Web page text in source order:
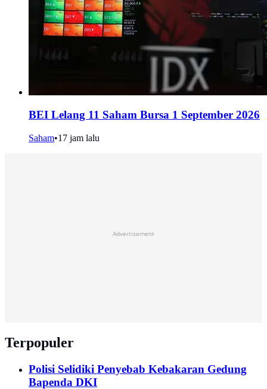
BEI Lelang 11 Saham Bursa 1 September 2026
Saham•17 jam lalu
Advertisement
Terpopuler
Polisi Selidiki Penyebab Kebakaran Gedung
Bapenda DKI